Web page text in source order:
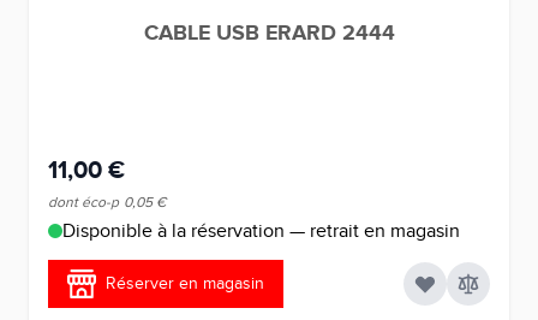
CABLE USB ERARD 2444
11,00 €
dont éco-p 0,05 €
Disponible à la réservation — retrait en magasin
Réserver en magasin